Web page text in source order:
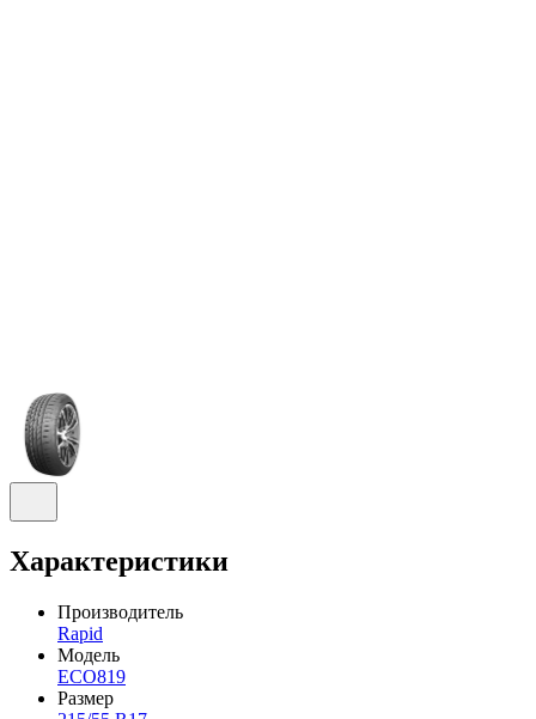
Характеристики
Производитель
Rapid
Модель
ECO819
Размер